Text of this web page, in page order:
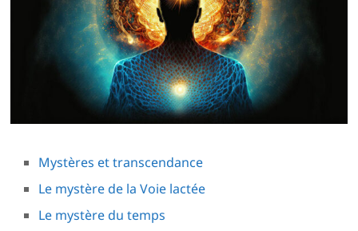
Mystères et transcendance
Le mystère de la Voie lactée
Le mystère du temps